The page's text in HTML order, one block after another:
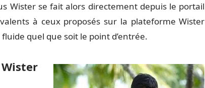
Wister se fait alors directement depuis le portail
à ceux proposés sur la plateforme Wister
quel que soit le point d’entrée.